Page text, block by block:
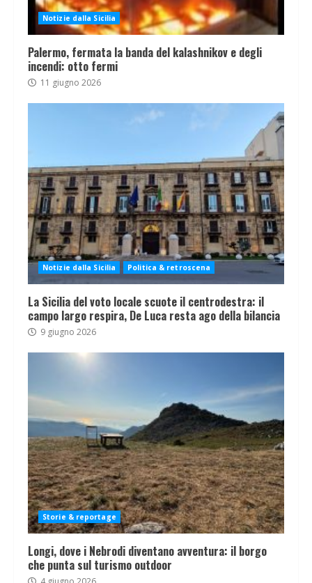
Notizie dalla Sicilia
Palermo, fermata la banda del kalashnikov e degli
incendi: otto fermi
11 giugno 2026
Notizie dalla Sicilia Politica & retroscena
La Sicilia del voto locale scuote il centrodestra: il
campo largo respira, De Luca resta ago della bilancia
9 giugno 2026
Storie & reportage
Longi, dove i Nebrodi diventano avventura: il borgo
che punta sul turismo outdoor